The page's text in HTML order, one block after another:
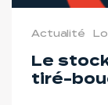
Actualité
Le
tiré-